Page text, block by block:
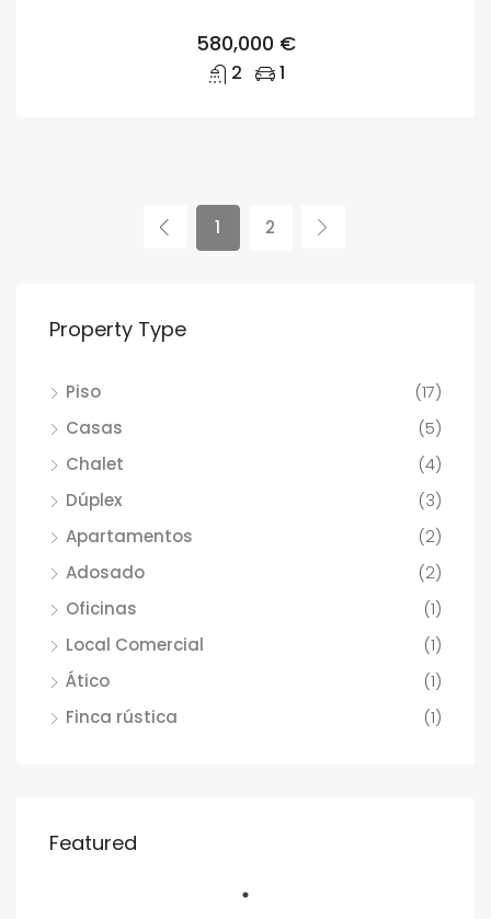
580,000 €
2 1
1 2
Property Type
Piso
(17)
Casas
(5)
Chalet
(4)
Dúplex
(3)
Apartamentos
(2)
Adosado
(2)
Oficinas
(1)
Local Comercial
(1)
Ático
(1)
Finca rústica
(1)
Featured